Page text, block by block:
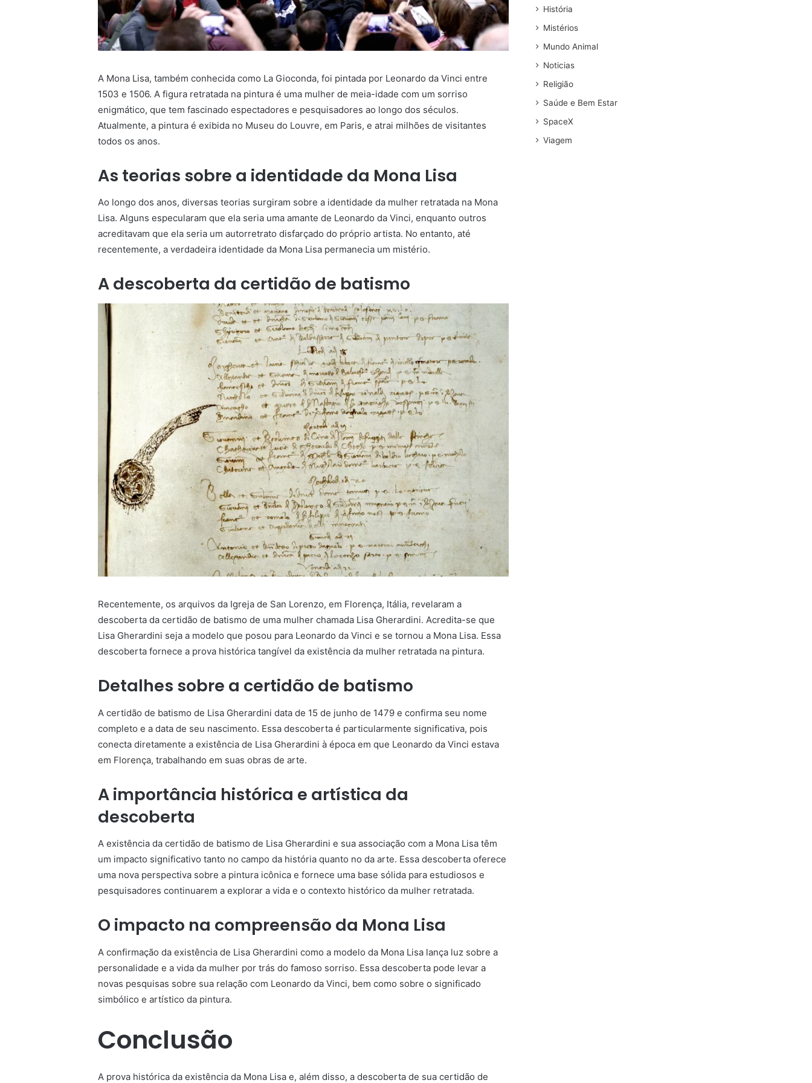
A Mona Lisa, também conhecida como La Gioconda, foi pintada por Leonardo da Vinci entre
1503 e 1506. A figura retratada na pintura é uma mulher de meia-idade com um sorriso
enigmático, que tem fascinado espectadores e pesquisadores ao longo dos séculos.
Atualmente, a pintura é exibida no Museu do Louvre, em Paris, e atrai milhões de visitantes
todos os anos.
As teorias sobre a identidade da Mona Lisa
Ao longo dos anos, diversas teorias surgiram sobre a identidade da mulher retratada na Mona
Lisa. Alguns especularam que ela seria uma amante de Leonardo da Vinci, enquanto outros
acreditavam que ela seria um autorretrato disfarçado do próprio artista. No entanto, até
recentemente, a verdadeira identidade da Mona Lisa permanecia um mistério.
A descoberta da certidão de batismo
Recentemente, os arquivos da Igreja de San Lorenzo, em Florença, Itália, revelaram a
descoberta da certidão de batismo de uma mulher chamada Lisa Gherardini. Acredita-se que
Lisa Gherardini seja a modelo que posou para Leonardo da Vinci e se tornou a Mona Lisa. Essa
descoberta fornece a prova histórica tangível da existência da mulher retratada na pintura.
Detalhes sobre a certidão de batismo
A certidão de batismo de Lisa Gherardini data de 15 de junho de 1479 e confirma seu nome
completo e a data de seu nascimento. Essa descoberta é particularmente significativa, pois
conecta diretamente a existência de Lisa Gherardini à época em que Leonardo da Vinci estava
em Florença, trabalhando em suas obras de arte.
A importância histórica e artística da
descoberta
A existência da certidão de batismo de Lisa Gherardini e sua associação com a Mona Lisa têm
um impacto significativo tanto no campo da história quanto no da arte. Essa descoberta oferece
uma nova perspectiva sobre a pintura icônica e fornece uma base sólida para estudiosos e
pesquisadores continuarem a explorar a vida e o contexto histórico da mulher retratada.
O impacto na compreensão da Mona Lisa
A confirmação da existência de Lisa Gherardini como a modelo da Mona Lisa lança luz sobre a
personalidade e a vida da mulher por trás do famoso sorriso. Essa descoberta pode levar a
novas pesquisas sobre sua relação com Leonardo da Vinci, bem como sobre o significado
simbólico e artístico da pintura.
Conclusão
A prova histórica da existência da Mona Lisa e, além disso, a descoberta de sua certidão de
História
Mistérios
Mundo Animal
Noticias
Religião
Saúde e Bem Estar
SpaceX
Viagem